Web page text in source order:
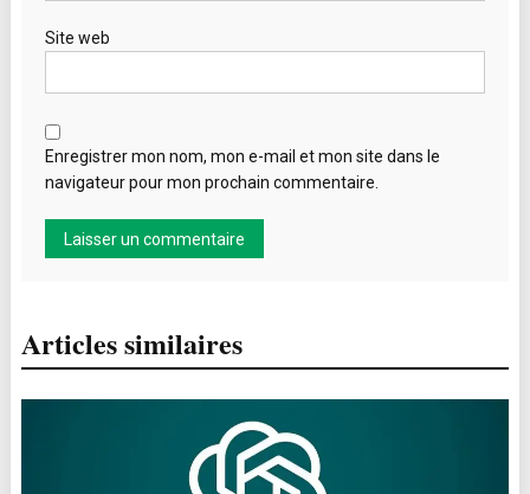
Site web
Enregistrer mon nom, mon e-mail et mon site dans le
navigateur pour mon prochain commentaire.
Articles similaires